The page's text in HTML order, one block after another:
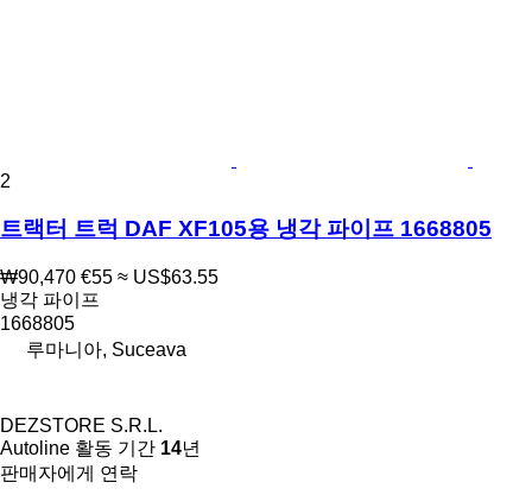
2
트랙터 트럭 DAF XF105용 냉각 파이프 1668805
₩90,470 €55 ≈ US$63.55
냉각 파이프
1668805
루마니아, Suceava
DEZSTORE S.R.L.
Autoline 활동 기간 14년
판매자에게 연락